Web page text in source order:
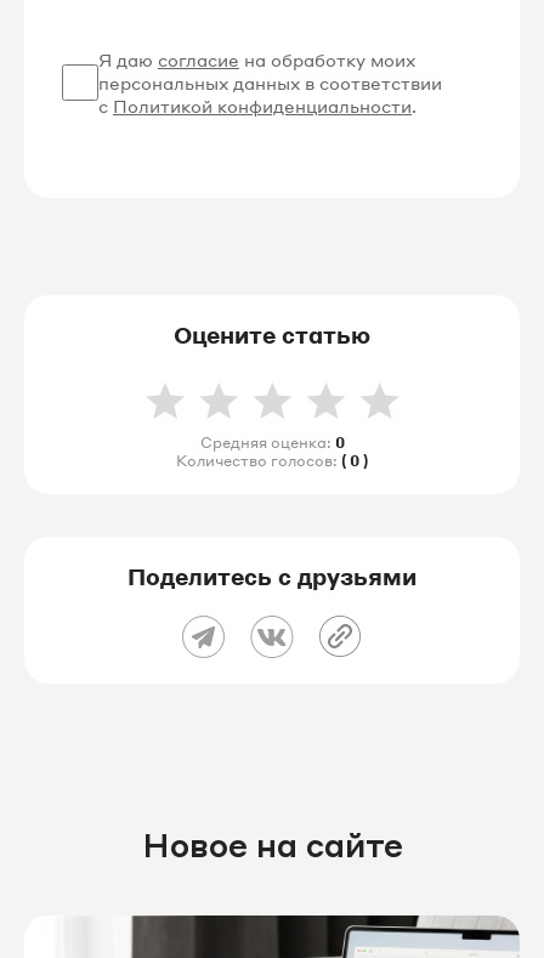
Я даю согласие на обработку моих
персональных данных в соответствии
с Политикой конфиденциальности.
Оцените статью
Средняя оценка: 0
Количество голосов: ( 0 )
Поделитесь с друзьями
Новое на сайте